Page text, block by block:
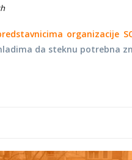
organizacije
da steknu potrebna